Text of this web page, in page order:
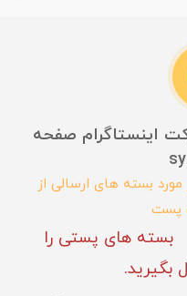
اینستاگرام صفحه
بسته های ارسالی از
پست
بسته های پستی را
بگیرید.